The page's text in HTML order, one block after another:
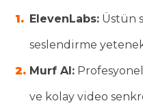
ElevenLabs: Üstün
seslendirme
Murf AI:
ve kolay video